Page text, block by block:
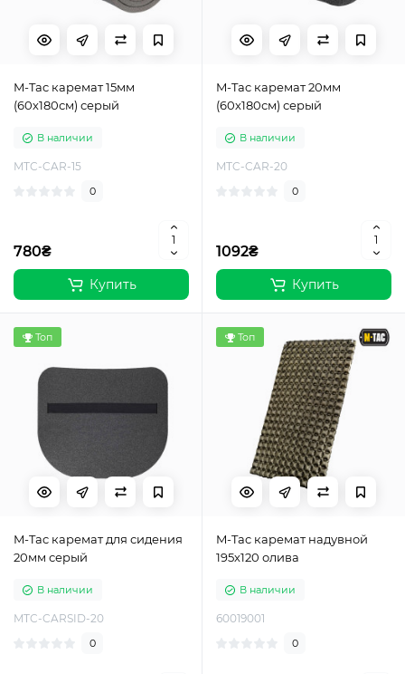
M-Tac каремат 15мм
(60х180см) серый
В наличии
MTC-CAR-15
0
780₴
Купить
M-Tac каремат 20мм
(60х180см) серый
В наличии
MTC-CAR-20
0
1092₴
Купить
Топ
M-Tac каремат для сидения
20мм серый
В наличии
MTC-CARSID-20
0
Топ
M-Tac каремат надувной
195х120 олива
В наличии
60019001
0